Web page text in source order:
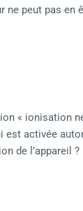
ne peut pas en
« ionisation
est activée
de l’appareil ?